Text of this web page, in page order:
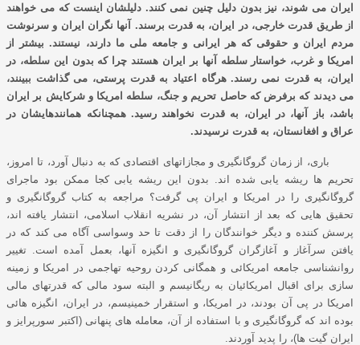
ایران می شوند، نیز بدون دلیل چنین نمی کنند. دلیلشان اینست که می خواهند
از طریق قدرت خارجی، در ایران، به قدرت برسند. آنها نگران ایران و سرنوشت
مردم ایران و حقوقی که هر ایرانی و جامعه ملی ما دارند، نیستند. بیشتر از
امریکا و غرب، خواستار سلطه آنها بر ایران هستند چرا که بدون این سلطه، در
ایران، به قدرت نمی رسند. هرگاه اعتیاد به قدرت پرستی، می گذاشت ببینند،
می دیدند که برفرض که حاصل تحریم و جنگ، سلطه امریکا و شرکایش بر ایران
باشد، باز آنها، در ایران، به قدرت نخواهند رسید. همچنانکه همانندهایشان در
عراق و افغانستان، به قدرت نرسیدند.
باری، از زمان گروگانگیری و مجازاتهای اقتصادی که به دنبال آورد، تا امروز،
تحریم ها ریشه یابی شده اند. بدون این ریشه یابی کجا ممکن بود ماجرای
گروگانگیری را در امریکا و ایران پی گرفت؟ مراجعه به کتاب گروگانگیری و
تحقیق هایی که بعد از انتشار آن، در نشریه انقلاب اسلامی، انتشار یافته اند،
پرسش کننده و دیگر خوانندگان را از دقت تا حد وسواسی آگاه می کند که در
یافتن سرآغاز و آغازگران گروگانگیری و انگیزه آنها، بعمل آمده است. تغییر
روانشناسی جامعه امریکائی و همگانی کردن روحیه تهاجمی در امریکا و زمینه
سازی برای اقبال امریکائیان به ریگانیسم و البته سود مالی که قدرتهای مالی
امریکا در پی آن بودند، در امریکا، و استقرار خمینیسم، در ایران، انگیزه هائی
بوده اند که گروگانگیری و با استفاده از آن، معامله های پنهانی (اکتبر سورپرایز و
ایران گیت ها)، را پدید آوردند.